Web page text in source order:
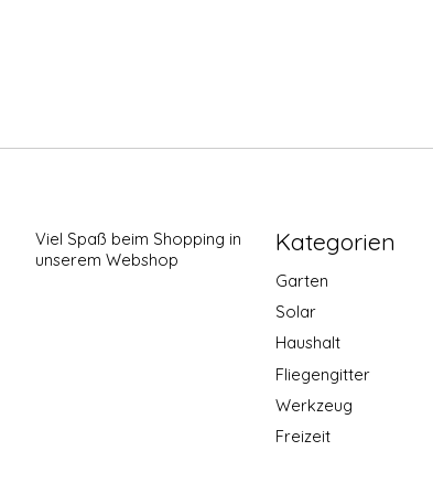
Viel Spaß beim Shopping in
unserem Webshop
Kategorien
Garten
Solar
Haushalt
Fliegengitter
Werkzeug
Freizeit